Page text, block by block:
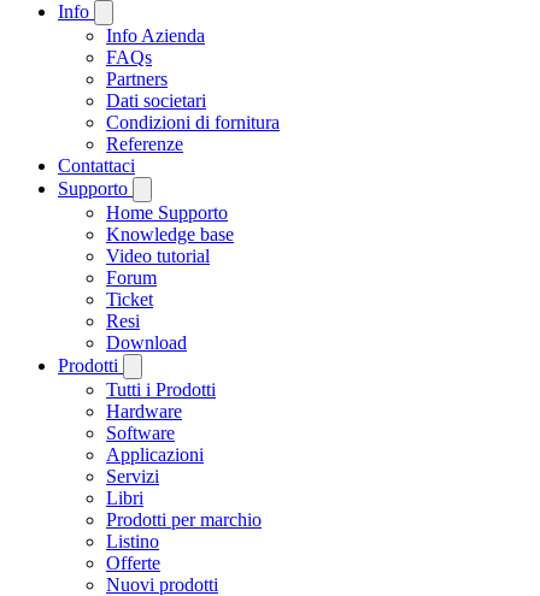
Info
Info Azienda
FAQs
Partners
Dati societari
Condizioni di fornitura
Referenze
Contattaci
Supporto
Home Supporto
Knowledge base
Video tutorial
Forum
Ticket
Resi
Download
Prodotti
Tutti i Prodotti
Hardware
Software
Applicazioni
Servizi
Libri
Prodotti per marchio
Listino
Offerte
Nuovi prodotti